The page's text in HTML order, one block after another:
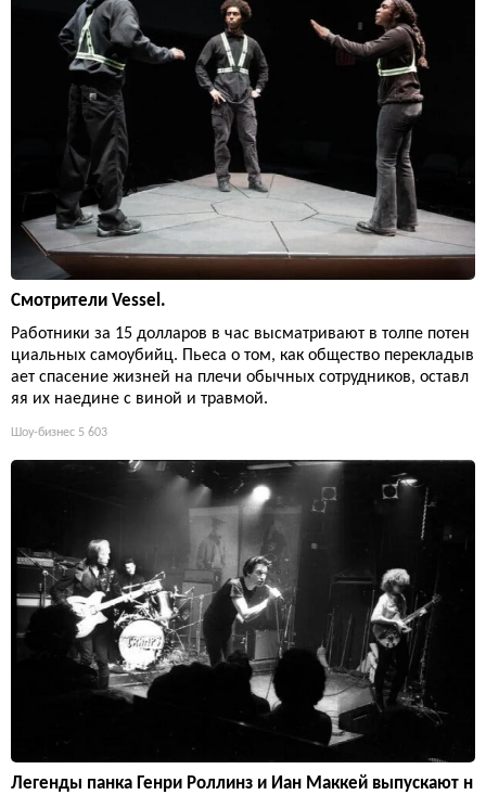
Смотрители Vessel.
Работники за 15 долларов в час высматривают в толпе потен
циальных самоубийц. Пьеса о том, как общество перекладыв
ает спасение жизней на плечи обычных сотрудников, оставл
яя их наедине с виной и травмой.
Шоу-бизнес 5 603
Легенды панка Генри Роллинз и Иан Маккей выпускают н